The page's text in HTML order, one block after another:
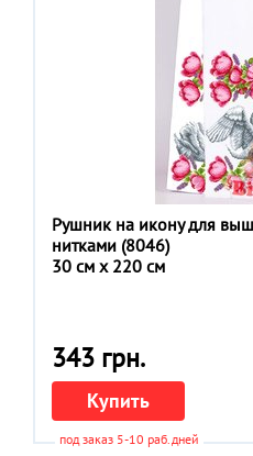
Рушник на икону для
нитками (8046)
30 см x 220 см
343 грн.
Купить
под заказ 5-10 раб.дней